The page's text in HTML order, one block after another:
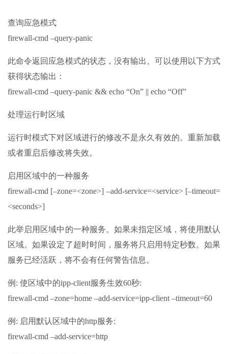
查询应急模式
firewall-cmd –query-panic
此命令返回应急模式的状态，没有输出。可以使用以下方式
获得状态输出：
firewall-cmd –query-panic && echo “On” || echo “Off”
处理运行时区域
运行时模式下对区域进行的修改不是永久有效的。重新加载
或者重启后修改将失效。
启用区域中的一种服务
firewall-cmd [–zone=<zone>] –add-service=<service> [–timeout=
<seconds>]
此举启用区域中的一种服务。如果未指定区域，将使用默认
区域。如果设定了超时时间，服务将只启用特定秒数。如果
服务已经活跃，将不会有任何警告信息。
例: 使区域中的ipp-client服务生效60秒:
firewall-cmd –zone=home –add-service=ipp-client –timeout=60
例: 启用默认区域中的http服务:
firewall-cmd –add-service=http